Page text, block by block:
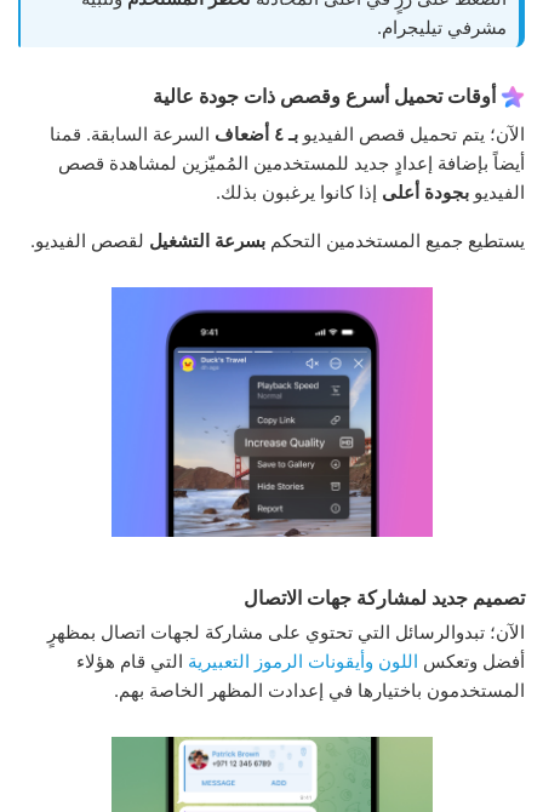
مشرفي تيليجرام.
أوقات تحميل أسرع وقصص ذات جودة عالية
الآن؛ يتم تحميل قصص الفيديو بـ ٤ أضعاف
السرعة السابقة. قمنا
أيضاً بإضافة إعدادٍ جديد للمستخدمين المُميّزين لمشاهدة قصص
الفيديو بجودة أعلى إذا كانوا يرغبون بذلك.
يستطيع جميع المستخدمين التحكم بسرعة التشغيل لقصص الفيديو.
تصميم جديد لمشاركة جهات الاتصال
الآن؛ تبدوالرسائل التي تحتوي على مشاركة لجهات اتصال بمظهرٍ
أفضل وتعكس اللون وأيقونات الرموز التعبيرية التي قام هؤلاء
المستخدمون باختيارها في إعدادت المظهر الخاصة بهم.